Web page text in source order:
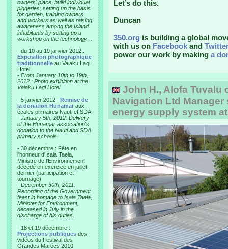
owners' place, build individual
piggeries, setting up the basis
for garden, training owners
and workers as well as raising
awareness among the Island
inhabitants by setting up a
workshop on the technology…
- du 10 au 19 janvier 2012 :
Exposition photographique
traditionnelle au Vaiaku Lagi
Hotel
- From January 10th to 19th,
2012 : Photo exhibition at the
Vaiaku Lagi Hotel
- 5 janvier 2012 : Remise de
la donation Hunamar aux
écoles primaires Nauti et SDA
- January 5th, 2012: Delivery
of the Hunamar association's
donation to the Nauti and SDA
primary schools.
- 30 décembre : Fête en
l'honneur d'Isaia Taeia,
Ministre de l'Environnement
décédé en exercice en juillet
dernier (participation et
tournage)
- December 30th, 2011:
Recording of the Government
feast in homage to Isaia Taeia,
Minister for Environment,
deceased in July in the
discharge of his duties.
- 18 et 19 décembre :
Projections publiques des
vidéos du Festival des
Grandes Marées 2010
Let’s do this.
Duncan
350.org is building a global
with us on Facebook and Twitter
power our work by making a
John H., Alofa Tuvalu
Navigation Ltd
energy supply system